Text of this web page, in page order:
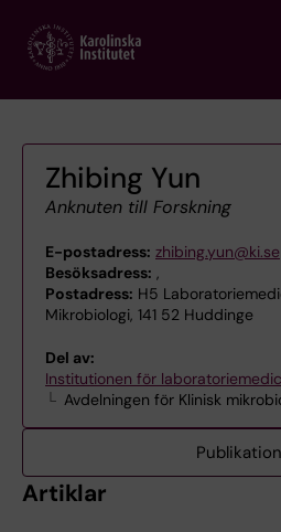
main
Zhibing Yun
Anknuten till Forskning
E-postadress: zhibing.yun@ki.se
Besöksadress: ,
Postadress: H5
Mikrobiologi, 141 52 Huddinge
Del av:
Institutionen för
Avdelningen för Klinisk
Artiklar